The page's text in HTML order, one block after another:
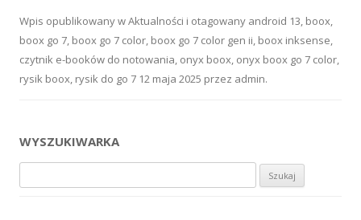
Wpis opublikowany wAktualności i otagowany android 13, boox,
boox go 7, boox go 7 color, boox go 7 color gen ii, boox inksense,
czytnik e-booków do notowania, onyx boox, onyx boox go 7 color,
rysik boox, rysik do go 7 12 maja 2025 przez admin.
WYSZUKIWARKA